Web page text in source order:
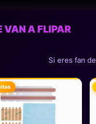
VAN A FLIPAR
Si eres fan de